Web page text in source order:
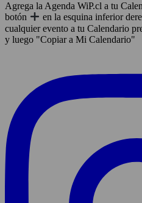
Agrega la Agenda WiP.cl a tu
botón
en la esquina inferior
cualquier evento a tu Calendario
y luego "Copiar a Mi Calendario"